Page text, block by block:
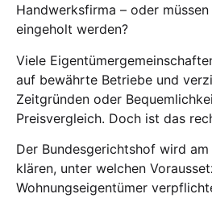
Handwerksfirma – oder
eingeholt werden?
Viele
auf bewährte Betriebe und
Zeitgründen oder
Preisvergleich. Doch ist das
Der Bundesgerichtshof wird
klären, unter welchen
Wohnungseigentümer